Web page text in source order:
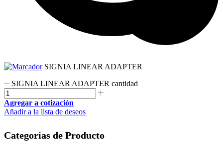
SIGNIA LINEAR ADAPTER
SIGNIA LINEAR ADAPTER cantidad
Agregar a cotización
Añadir a la lista de deseos
Categorías de Producto